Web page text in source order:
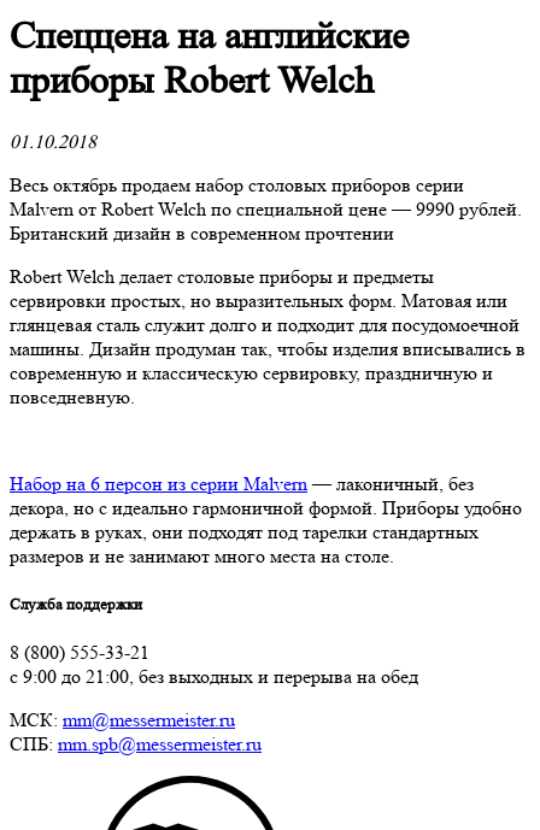
Cпеццена на английские
приборы Robert Welch
01.10.2018
Весь октябрь продаем набор столовых приборов серии
Malvern от Robert Welch по специальной цене — 9990 рублей.
Британский дизайн в современном прочтении
Robert Welch делает столовые приборы и предметы
сервировки простых, но выразительных форм. Матовая или
глянцевая сталь служит долго и подходит для посудомоечной
машины. Дизайн продуман так, чтобы изделия вписывались в
современную и классическую сервировку, праздничную и
повседневную.
Набор на 6 персон из серии Malvern — лаконичный, без
декора, но с идеально гармоничной формой. Приборы удобно
держать в руках, они подходят под тарелки стандартных
размеров и не занимают много места на столе.
Служба поддержки
8 (800) 555-33-21
с 9:00 до 21:00, без выходных и перерыва на обед
МСК: mm@messermeister.ru
СПБ: mm.spb@messermeister.ru